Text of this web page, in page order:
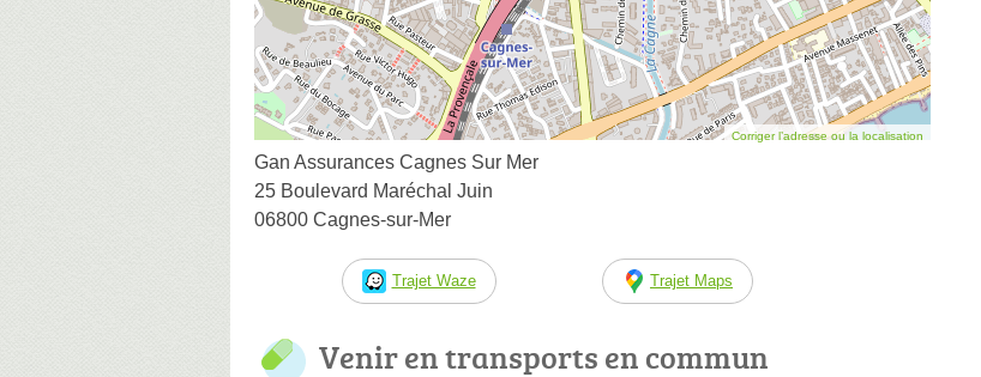
Corriger l’adresse ou la localisation
Gan Assurances Cagnes Sur Mer
25 Boulevard Maréchal Juin
06800 Cagnes-sur-Mer
Trajet Waze Trajet Maps
Venir en transports en commun